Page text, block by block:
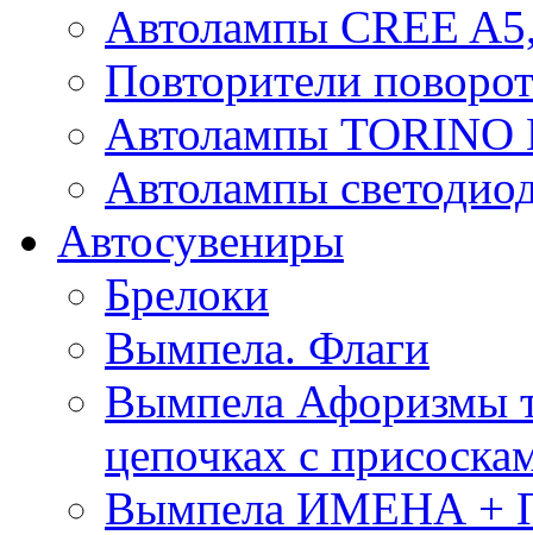
Автолампы CREE
Повторители
Автолампы
Автолампы
Автосувениры
Брелоки
Вымпела. Флаги
Вымпела Афоризмы
цепочках с
Вымпела ИМЕНА +